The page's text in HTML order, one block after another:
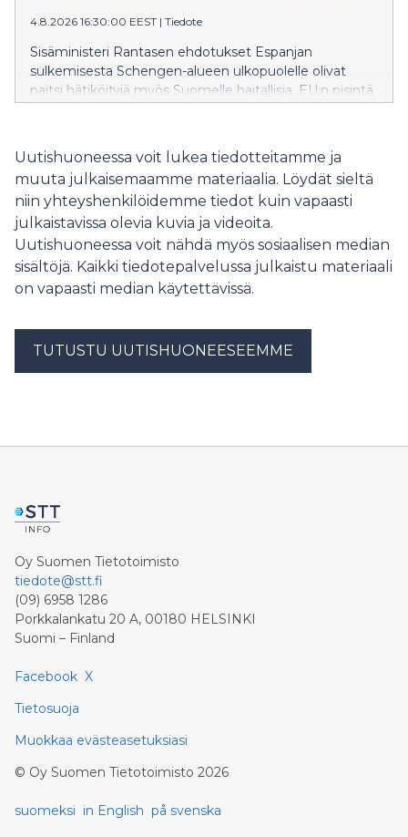
4.8.2026 16:30:00 EEST | Tiedote
Sisäministeri Rantasen ehdotukset Espanjan
sulkemisesta Schengen-alueen ulkopuolelle olivat
paitsi hätiköityjä myös Suomelle haitallisia. EU:n pisintä
rajaturvallisuuden vaikeissa oloissa.
Uutishuoneessa voit lukea tiedotteitamme ja
muuta julkaisemaamme materiaalia. Löydät sieltä
niin yhteyshenkilöidemme tiedot kuin vapaasti
julkaistavissa olevia kuvia ja videoita.
Uutishuoneessa voit nähdä myös sosiaalisen median
sisältöjä. Kaikki tiedotepalvelussa julkaistu materiaali
on vapaasti median käytettävissä.
TUTUSTU UUTISHUONEESEEMME
Oy Suomen Tietotoimisto
tiedote@stt.fi
(09) 6958 1286
Porkkalankatu 20 A, 00180 HELSINKI
Suomi – Finland
Facebook X
Tietosuoja
Muokkaa evästeasetuksiasi
© Oy Suomen Tietotoimisto 2026
suomeksi in English på svenska